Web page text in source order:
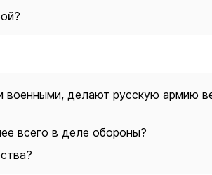
военными, делают русскую армию
всего в деле обороны?